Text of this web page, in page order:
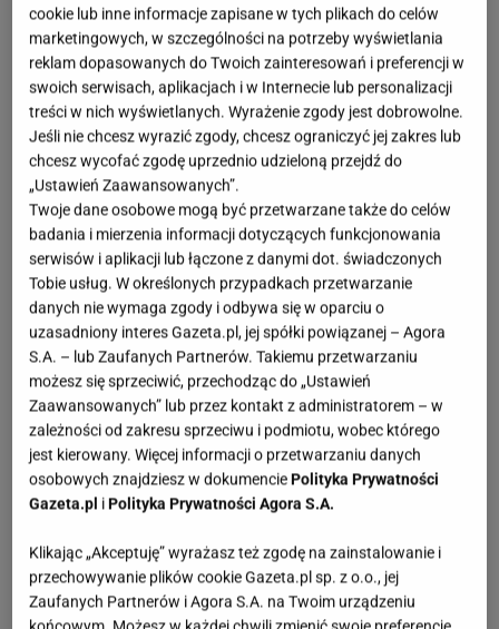
cookie lub inne informacje zapisane w tych plikach do celów
marketingowych, w szczególności na potrzeby wyświetlania
reklam dopasowanych do Twoich zainteresowań i preferencji w
swoich serwisach, aplikacjach i w Internecie lub personalizacji
treści w nich wyświetlanych. Wyrażenie zgody jest dobrowolne.
Jeśli nie chcesz wyrazić zgody, chcesz ograniczyć jej zakres lub
chcesz wycofać zgodę uprzednio udzieloną przejdź do
„Ustawień Zaawansowanych”.
Twoje dane osobowe mogą być przetwarzane także do celów
badania i mierzenia informacji dotyczących funkcjonowania
serwisów i aplikacji lub łączone z danymi dot. świadczonych
Tobie usług. W określonych przypadkach przetwarzanie
danych nie wymaga zgody i odbywa się w oparciu o
uzasadniony interes Gazeta.pl, jej spółki powiązanej – Agora
S.A. – lub Zaufanych Partnerów. Takiemu przetwarzaniu
możesz się sprzeciwić, przechodząc do „Ustawień
Zaawansowanych” lub przez kontakt z administratorem – w
zależności od zakresu sprzeciwu i podmiotu, wobec którego
jest kierowany. Więcej informacji o przetwarzaniu danych
osobowych znajdziesz w dokumenciePolityka Prywatności
Gazeta.pl iPolityka Prywatności Agora S.A.
Klikając „Akceptuję” wyrażasz też zgodę na zainstalowanie i
przechowywanie plików cookie Gazeta.pl sp. z o.o., jej
Zaufanych Partnerów i Agora S.A. na Twoim urządzeniu